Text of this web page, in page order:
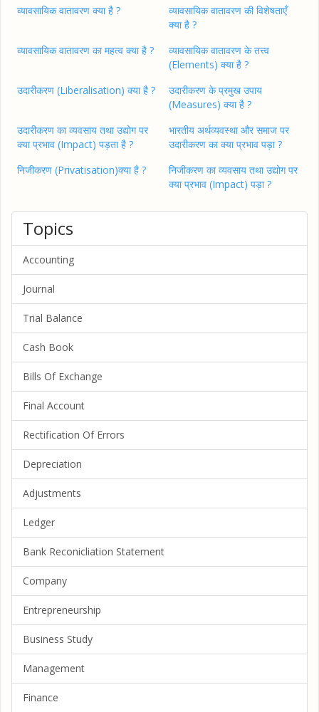
व्यावसायिक वातावरण क्या है ?
व्यावसायिक वातावरण की विशेषताएँ
क्या है ?
व्यावसायिक वातावरण का महत्व क्या है ?
व्यावसायिक वातावरण के तत्त्व
(Elements) क्या है ?
उदारीकरण (Liberalisation) क्या है ?
उदारीकरण के प्रमुख उपाय
(Measures) क्या है ?
उदारीकरण का व्यवसाय तथा उद्योग पर
क्या प्रभाव (Impact) पड़ता है ?
भारतीय अर्थव्यवस्था और समाज पर
उदारीकरण का क्या प्रभाव पड़ा ?
निजीकरण (Privatisation)क्या है ?
निजीकरण का व्यवसाय तथा उद्योग पर
क्या प्रभाव (Impact) पड़ा ?
Topics
Accounting
Journal
Trial Balance
Cash Book
Bills Of Exchange
Final Account
Rectification Of Errors
Depreciation
Adjustments
Ledger
Bank Reconicliation Statement
Company
Entrepreneurship
Business Study
Management
Finance